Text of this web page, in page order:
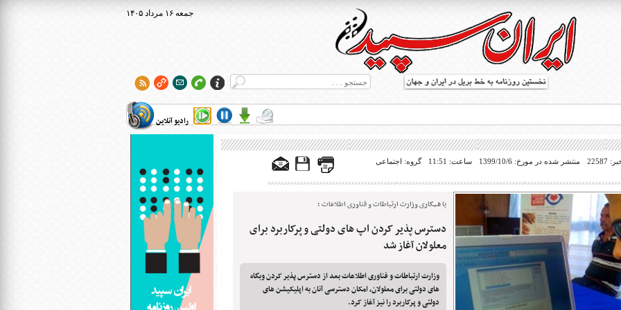
۱۴۰۵ جمعه ۱۶ مرداد
رادیو آنلاین
بریل در جهان
منتشر شده در مورخ: 1399/10/6 ساعت: 11:51 گروه: اجتماعی
با همکاری وزارت ارتباطات و فناوری اطلاعات :
دسترس پذیر کردن اپ های دولتی و پرکاربرد برای
معلولان آغاز شد
وزارت ارتباطات و فناوری اطلاعات بعد از دسترس پذیر کردن وبگاه
های دولتی برای معلولان، امکان دسترسی آنان به اپلیکیشن های
دولتی و پرکاربرد را نیز آغاز کرد.